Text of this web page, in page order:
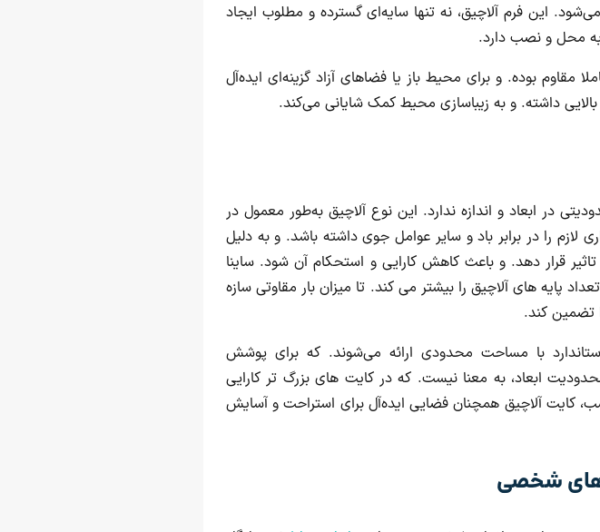
این فرم آلاچیق، نه تنها سایه‌ای گسترده و مطلوب ایجاد
به محل و نصب دارد.
مقاوم بوده. و برای محیط‌ باز یا فضاهای آزاد گزینه‌ای ایده‌آل
داشته. و به زیباسازی محیط کمک شایانی می‌کند.
در ابعاد و اندازه ندارد. این نوع آلاچیق به‌طور معمول در
لازم را در برابر باد و سایر عوامل جوی داشته باشد. و به دلیل
قرار دهد. و باعث کاهش کارایی و استحکام آن شود. ساینا
پایه های آلاچیق را بیشتر می کند. تا میزان بار مقاوتی سازه
تضمین کند.
با مساحت محدودی ارائه می‌شوند. که برای پوشش
ابعاد، به معنا نیست. که در کایت های بزرگ تر کارایی
کایت آلاچیق همچنان فضایی ایده‌آل برای استراحت و آسایش
شخصی